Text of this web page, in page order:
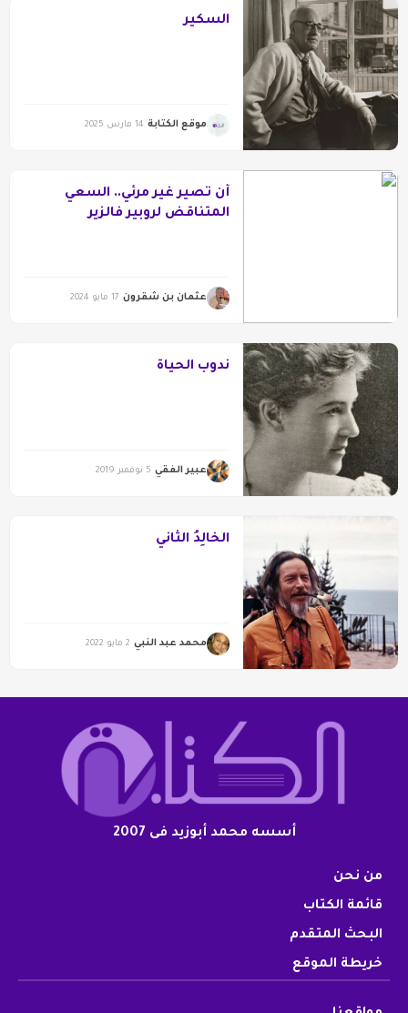
السكير
موقع الكتابة 14 مارس 2025
أن تصير غير مرئي.. السعي
المتناقض لروبير فالزير
عثمان بن شقرون 17 مايو 2024
ندوب الحياة
عبير الفقي 5 نوفمبر 2019
الخالِدُ الثاني
محمد عبد النبي 2 مايو 2022
أسسه محمد أبوزيد فى 2007
من نحن
قائمة الكتاب
البحث المتقدم
خريطة الموقع